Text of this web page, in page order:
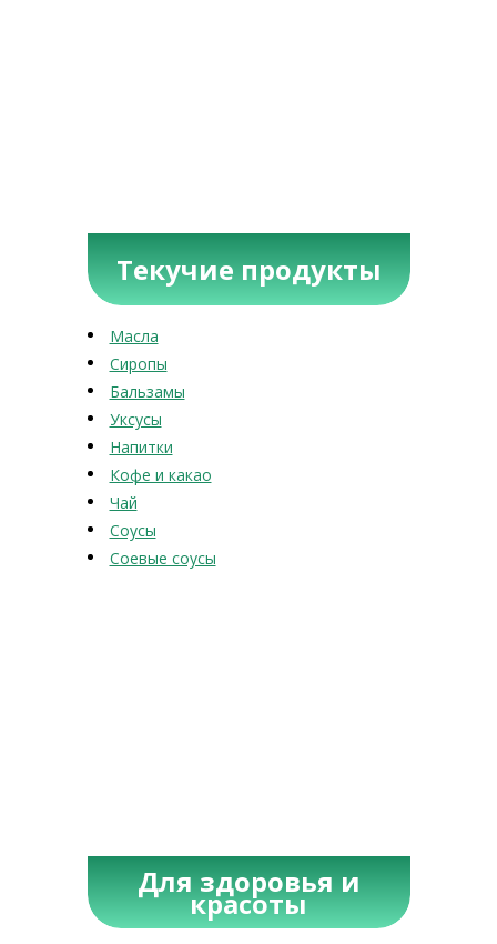
Текучие продукты
Масла
Сиропы
Бальзамы
Уксусы
Напитки
Кофе и какао
Чай
Соусы
Соевые соусы
Для здоровья и
красоты